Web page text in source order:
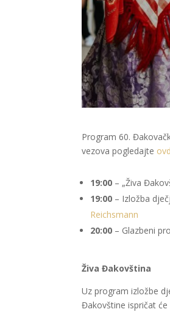
Program 60.
vezova pogledajte
19:00 – „Živa
19:00 – Izložba
Reichsmann
20:00 – Glazbeni
Živa Đakovština
Uz program izložbe
Đakovštine ispričat